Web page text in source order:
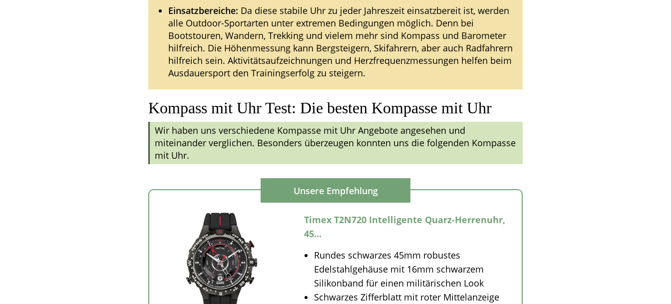
Einsatzbereiche: Da diese stabile Uhr zu jeder Jahreszeit einsatzbereit ist, werden
alle Outdoor-Sportarten unter extremen Bedingungen möglich. Denn bei
Bootstouren, Wandern, Trekking und vielem mehr sind Kompass und Barometer
hilfreich. Die Höhenmessung kann Bergsteigern, Skifahrern, aber auch Radfahrern
hilfreich sein. Aktivitätsaufzeichnungen und Herzfrequenzmessungen helfen beim
Ausdauersport den Trainingserfolg zu steigern.
Kompass mit Uhr Test: Die besten Kompasse mit Uhr
Wir haben uns verschiedene Kompasse mit Uhr Angebote angesehen und
miteinander verglichen. Besonders überzeugen konnten uns die folgenden Kompasse
mit Uhr.
Timex T2N720 Intelligente Quarz-Herrenuhr,
45...
Rundes schwarzes 45mm robustes
Edelstahlgehäuse mit 16mm schwarzem
Silikonband für einen militärischen Look
Schwarzes Zifferblatt mit roter Mittelanzeige